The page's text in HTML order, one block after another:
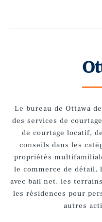
Le bureau de Ottawa
des services de
de courtage locatif,
conseils dans les
propriétés
le commerce de détail,
avec bail net, les
les résidences pour
autres